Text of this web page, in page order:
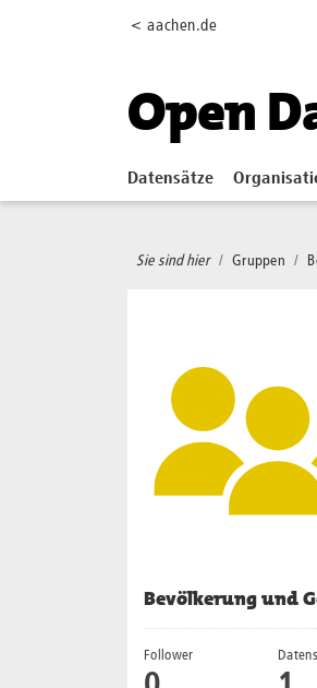
< aachen.de
Open
Datensätze
Sie sind hier Gruppen
Bevölkerung und
Follower